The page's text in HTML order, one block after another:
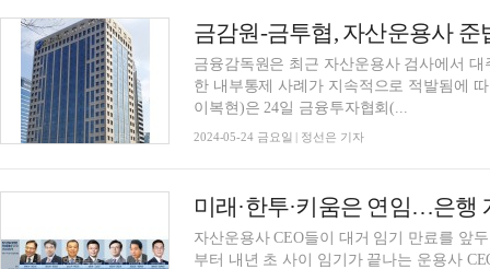
금감원-금투협, 자산운용사
금융감독원은 최근 자산운용사 검사에서
한 내부통제 사례가 지속적으로 적발됨에
이복현)은 24일 금융투자협회(...
2024-05-24 금요일 | 정선은 기자
자산운용사 CEO들이 대거 임기 만료를 앞
부터 내년 초 사이 임기가 끝나는 운용사